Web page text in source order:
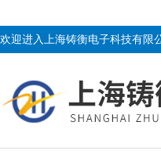
欢迎进入上海铸衡电子科技有限